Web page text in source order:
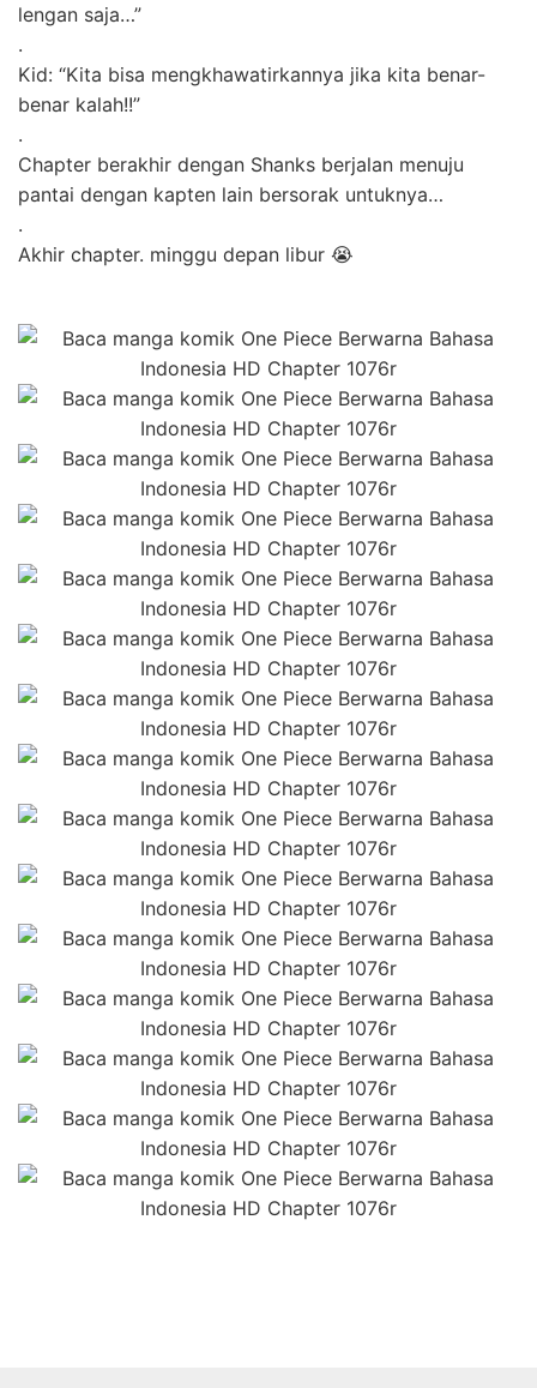
lengan saja…”
.
Kid: “Kita bisa mengkhawatirkannya jika kita benar-
benar kalah!!”
.
Chapter berakhir dengan Shanks berjalan menuju
pantai dengan kapten lain bersorak untuknya…
.
Akhir chapter. minggu depan libur 😭